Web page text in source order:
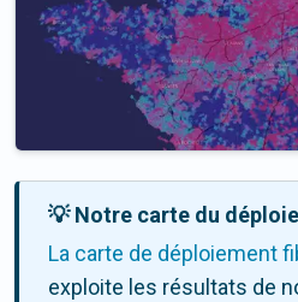
💡 Notre carte du
La carte de déploiement
exploite les résultats de